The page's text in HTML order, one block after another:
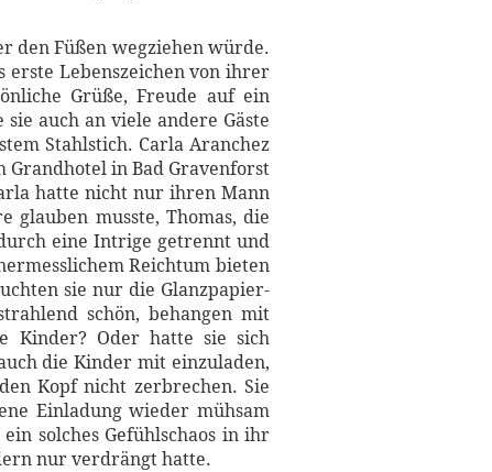
den Füßen wegziehen würde.
erste Lebenszeichen von ihrer
Grüße, Freude auf ein
auch an viele andere Gäste
Stahlstich. Carla Aranchez
in Bad Gravenforst
hatte nicht nur ihren Mann
glauben musste, Thomas, die
eine Intrige getrennt und
Reichtum bieten
sie nur die Glanzpapier-
schön, behangen mit
Kinder? Oder hatte sie sich
die Kinder mit einzuladen,
Kopf nicht zerbrechen. Sie
Einladung wieder mühsam
solches Gefühlschaos in ihr
nur verdrängt hatte.